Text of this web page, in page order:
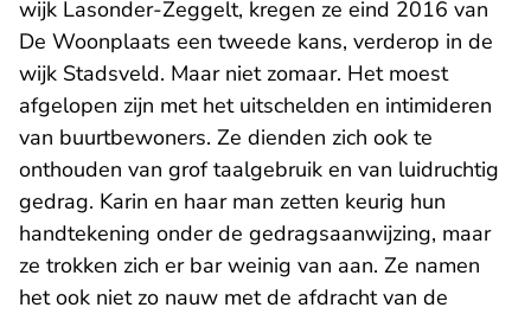
wijk Lasonder-Zeggelt, kregen ze eind 2016 van
De Woonplaats een tweede kans, verderop in de
wijk Stadsveld. Maar niet zomaar. Het moest
afgelopen zijn met het uitschelden en intimideren
van buurtbewoners. Ze dienden zich ook te
onthouden van grof taalgebruik en van luidruchtig
gedrag. Karin en haar man zetten keurig hun
handtekening onder de gedragsaanwijzing, maar
ze trokken zich er bar weinig van aan. Ze namen
het ook niet zo nauw met de afdracht van de